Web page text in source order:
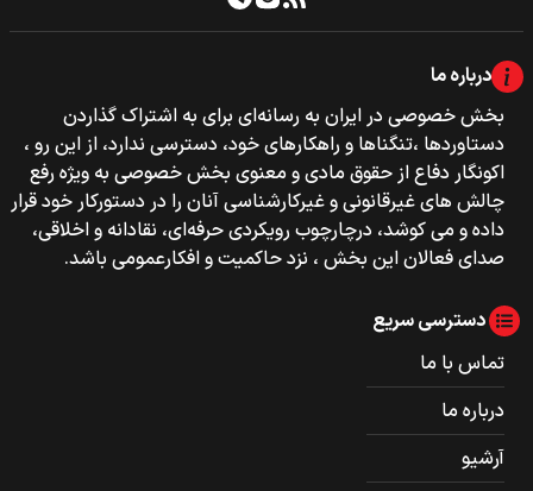
درباره ما
بخش خصوصی‌‌ در ایران به رسانه‌ای برای به اشتراک گذاردن
دستاوردها ،تنگناها و راهکارهای خود، دسترسی ندارد، از این رو ،
اکونگار دفاع از حقوق مادی و معنوی بخش خصوصی به ویژه رفع
چالش های غیرقانونی و غیرکارشناسی آنان را در دستورکار خود قرار
داده و می کوشد، درچارچوب رویکردی حرفه‌ای، نقادانه و اخلاقی،
صدای فعالان این بخش ، نزد حاکمیت و افکارعمومی باشد.
دسترسی سریع
تماس با ما
درباره ما
آرشیو